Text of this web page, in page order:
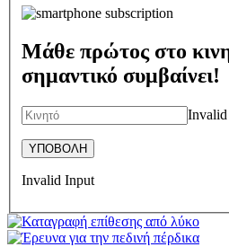
Μάθε πρώτος στο
σημαντικό συμβαίνει!
Invalid Input